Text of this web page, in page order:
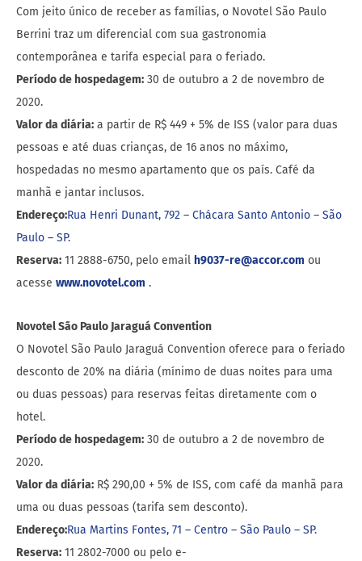
Com jeito único de receber as famílias, o Novotel São Paulo
Berrini traz um diferencial com sua gastronomia
contemporânea e tarifa especial para o feriado.
Período de hospedagem: 30 de outubro a 2 de novembro de
2020.
Valor da diária: a partir de R$ 449 + 5% de ISS (valor para duas
pessoas e até duas crianças, de 16 anos no máximo,
hospedadas no mesmo apartamento que os país. Café da
manhã e jantar inclusos.
Endereço:Rua Henri Dunant, 792 – Chácara Santo Antonio – São
Paulo – SP.
Reserva: 11 2888-6750, pelo email h9037-re@accor.com ou
acesse www.novotel.com .
Novotel São Paulo Jaraguá Convention
O Novotel São Paulo Jaraguá Convention oferece para o feriado
desconto de 20% na diária (mínimo de duas noites para uma
ou duas pessoas) para reservas feitas diretamente com o
hotel.
Período de hospedagem: 30 de outubro a 2 de novembro de
2020.
Valor da diária: R$ 290,00 + 5% de ISS, com café da manhã para
uma ou duas pessoas (tarifa sem desconto).
Endereço:Rua Martins Fontes, 71 – Centro – São Paulo – SP.
Reserva: 11 2802-7000 ou pelo e-